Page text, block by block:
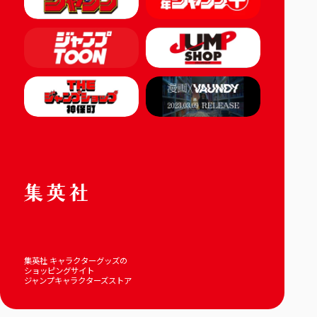
集英社 キャラクターグッズの
ショッピングサイト
ジャンプキャラクターズストア